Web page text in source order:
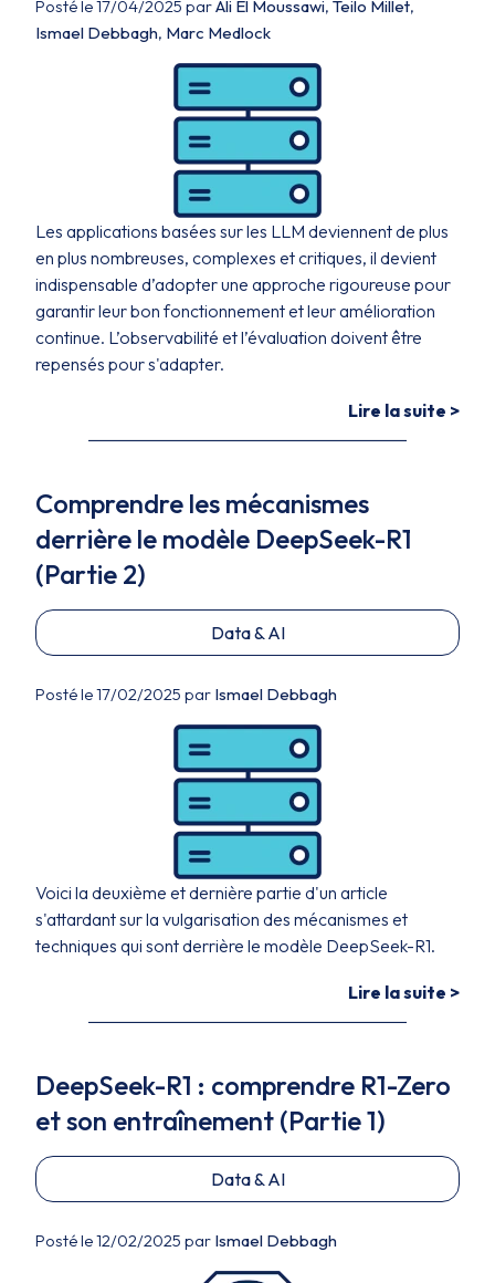
Posté le 17/04/2025 parAli El Moussawi, Teilo Millet,
Ismael Debbagh, Marc Medlock
Les applications basées sur les LLM deviennent de plus
en plus nombreuses, complexes et critiques, il devient
indispensable d’adopter une approche rigoureuse pour
garantir leur bon fonctionnement et leur amélioration
continue. L’observabilité et l’évaluation doivent être
repensés pour s'adapter.
Lire la suite >
Comprendre les mécanismes
derrière le modèle DeepSeek-R1
(Partie 2)
Data & AI
Posté le 17/02/2025 par Ismael Debbagh
Voici la deuxième et dernière partie d'un article
s'attardant sur la vulgarisation des mécanismes et
techniques qui sont derrière le modèle DeepSeek-R1.
Lire la suite >
DeepSeek-R1 : comprendre R1-Zero
et son entraînement (Partie 1)
Data & AI
Posté le 12/02/2025 par Ismael Debbagh